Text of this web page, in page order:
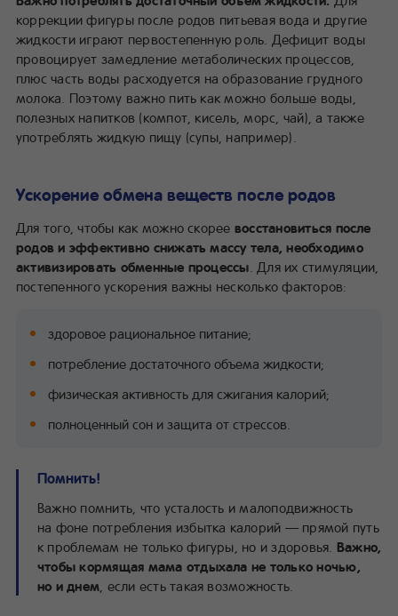
коррекции фигуры после родов питьевая вода и другие
жидкости играют первостепенную роль. Дефицит воды
провоцирует замедление метаболических процессов,
плюс часть воды расходуется на образование грудного
молока. Поэтому важно пить как можно больше воды,
полезных напитков (компот, кисель, морс, чай), а также
употреблять жидкую пищу (супы, например).
Ускорение обмена веществ после родов
Для того, чтобы как можно скорее восстановиться после
родов и эффективно снижать массу тела, необходимо
активизировать обменные процессы . Для их стимуляции,
постепенного ускорения важны несколько факторов:
здоровое рациональное питание;
потребление достаточного объема жидкости;
физическая активность для сжигания калорий;
полноценный сон и защита от стрессов.
Помнить!
Важно помнить, что усталость и малоподвижность
на фоне потребления избытка калорий — прямой путь
к проблемам не только фигуры, но и здоровья. Важно,
чтобы кормящая мама отдыхала не только ночью,
но и днем , если есть такая возможность.